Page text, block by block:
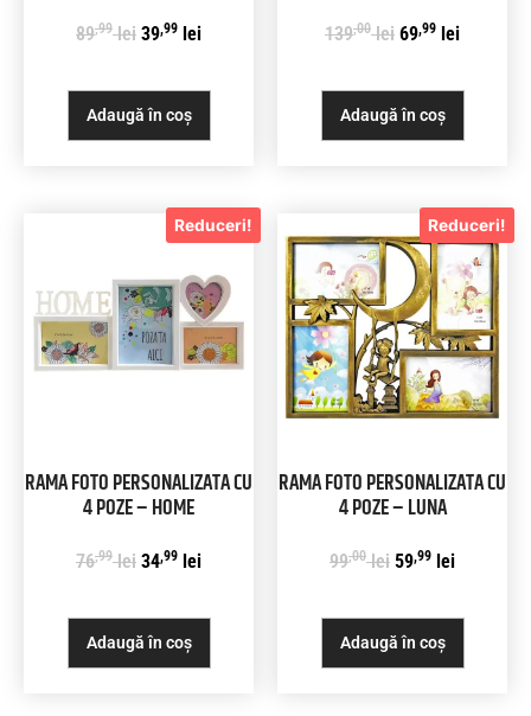
89,99 lei 39,99 lei
Adaugă în coș
139,00 lei 69,99 lei
Adaugă în coș
Reduceri!
RAMA FOTO PERSONALIZATA CU
4 POZE – HOME
76,99 lei 34,99 lei
Adaugă în coș
Reduceri!
RAMA FOTO PERSONALIZATA CU
4 POZE – LUNA
99,00 lei 59,99 lei
Adaugă în coș